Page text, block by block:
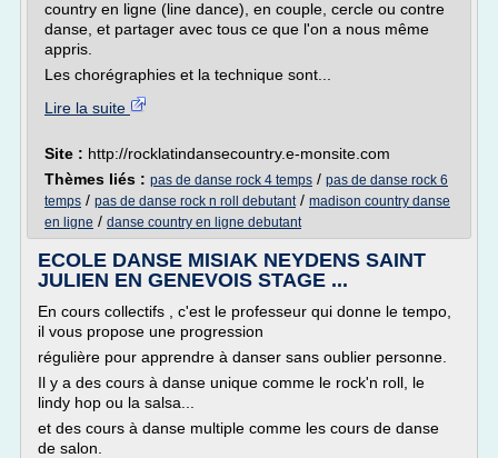
country en ligne (line dance), en couple, cercle ou contre
danse, et partager avec tous ce que l'on a nous même
appris.
Les chorégraphies et la technique sont...
Lire la suite
Site : http://rocklatindansecountry.e-monsite.com
Thèmes liés : pas de danse rock 4 temps / pas de danse rock 6
temps / pas de danse rock n roll debutant/ madison country danse
en ligne / danse country en ligne debutant
ECOLE DANSE MISIAK NEYDENS SAINT
JULIEN EN GENEVOIS STAGE ...
En cours collectifs , c'est le professeur qui donne le tempo,
il vous propose une progression
régulière pour apprendre à danser sans oublier personne.
Il y a des cours à danse unique comme le rock'n roll, le
lindy hop ou la salsa...
et des cours à danse multiple comme les cours de danse
de salon.